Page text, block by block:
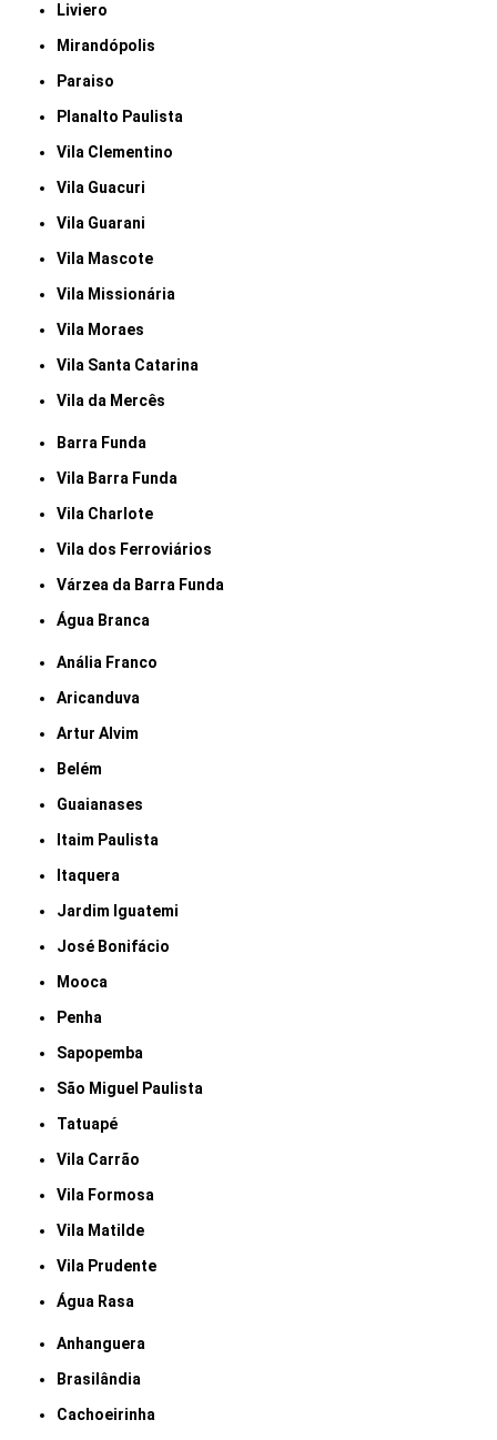
Liviero
Mirandópolis
Paraiso
Planalto Paulista
Vila Clementino
Vila Guacuri
Vila Guarani
Vila Mascote
Vila Missionária
Vila Moraes
Vila Santa Catarina
Vila da Mercês
Barra Funda
Vila Barra Funda
Vila Charlote
Vila dos Ferroviários
Várzea da Barra Funda
Água Branca
Anália Franco
Aricanduva
Artur Alvim
Belém
Guaianases
Itaim Paulista
Itaquera
Jardim Iguatemi
José Bonifácio
Mooca
Penha
Sapopemba
São Miguel Paulista
Tatuapé
Vila Carrão
Vila Formosa
Vila Matilde
Vila Prudente
Água Rasa
Anhanguera
Brasilândia
Cachoeirinha